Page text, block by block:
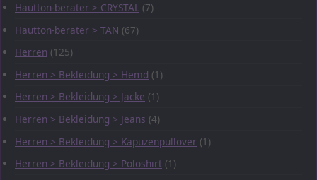
Hautton-berater > CRYSTAL (7)
Hautton-berater > TAN (67)
Herren (125)
Herren > Bekleidung > Hemd (1)
Herren > Bekleidung > Jacke (1)
Herren > Bekleidung > Jeans (4)
Herren > Bekleidung > Kapuzenpullover (1)
Herren > Bekleidung > Poloshirt (1)